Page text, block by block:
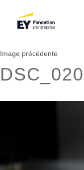
Image précédente